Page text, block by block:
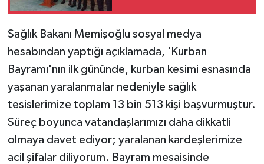
Sağlık Bakanı Memişoğlu sosyal medya
hesabından yaptığı açıklamada, 'Kurban
Bayramı'nın ilk gününde, kurban kesimi esnasında
yaşanan yaralanmalar nedeniyle sağlık
tesislerimize toplam 13 bin 513 kişi başvurmuştur.
Süreç boyunca vatandaşlarımızı daha dikkatli
olmaya davet ediyor; yaralanan kardeşlerimize
acil şifalar diliyorum. Bayram mesaisinde